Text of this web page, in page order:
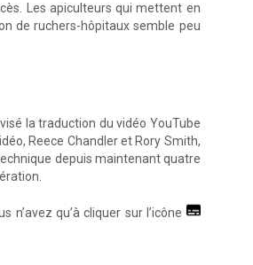
Les apiculteurs qui mettent en
de ruchers-hôpitaux semble peu
la traduction du vidéo YouTube
Reece Chandler et Rory Smith,
depuis maintenant quatre
n’avez qu’à cliquer sur l’icône